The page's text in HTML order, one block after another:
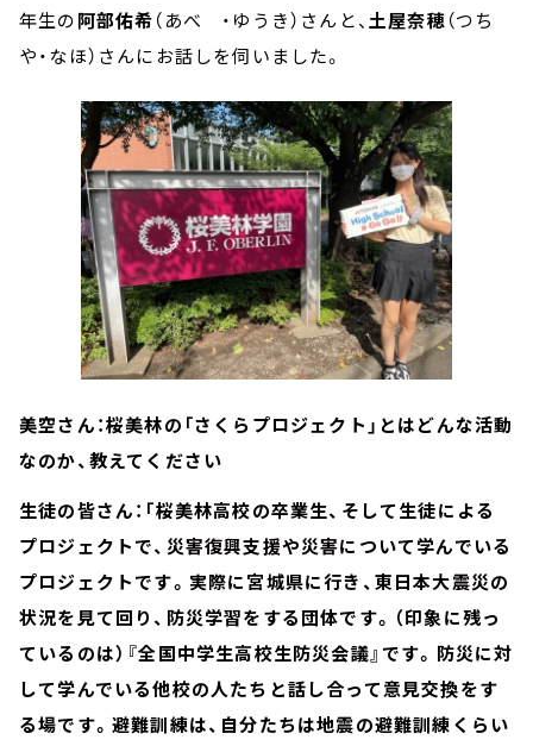
年生の阿部佑希（あべ ・ゆうき）さんと、土屋奈穂（つち
や・なほ）さんにお話しを伺いました。
美空さん：桜美林の「さくらプロジェクト」とはどんな活動
なのか、教えてください
生徒の皆さん：「桜美林高校の卒業生、そして生徒による
プロジェクトで、災害復興支援や災害について学んでいる
プロジェクトです。実際に宮城県に行き、東日本大震災の
状況を見て回り、防災学習をする団体です。（印象に残っ
ているのは）『全国中学生高校生防災会議』です。防災に対
して学んでいる他校の人たちと話し合って意見交換をす
る場です。避難訓練は、自分たちは地震の避難訓練くらい